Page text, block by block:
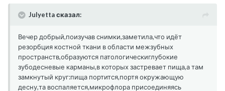
Julyetta сказал:
Вечер добрый,поизучав снимки,заметила,что идёт
резорбция костной ткани в области межзубных
пространств,образуются патологическиглубокие
зубодесневые карманы,в которых застревает пища,а там
замкнутый круг:пища портится,портя окружающую
десну,та воспаляется,микрофлора присоединяясь